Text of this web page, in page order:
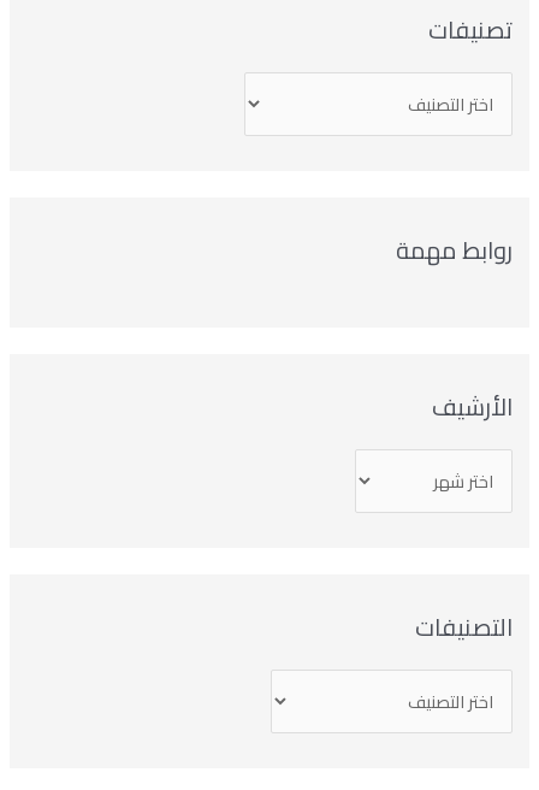
تصنيفات
روابط مهمة
الأرشيف
التصنيفات